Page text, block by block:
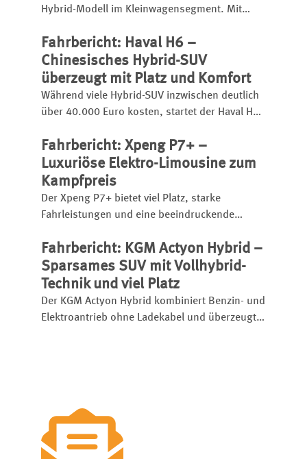
Hybrid-Modell im Kleinwagensegment. Mit
bis zu 105 Kilometer, insgesamt kann er bis zu
1.040 Kilometer weit kommen.
Fahrbericht: Haval H6 –
Chinesisches Hybrid-SUV
überzeugt mit Platz und Komfort
Während viele Hybrid-SUV inzwischen deutlich
über 40.000 Euro kosten, startet der Haval H6
Fahrbericht: Xpeng P7+ –
Luxuriöse Elektro-Limousine zum
Kampfpreis
Der Xpeng P7+ bietet viel Platz, starke
Fahrleistungen und eine beeindruckende
Limousine startet bereits ab 46.600 Euro und
setzt etablierte Rivalen unter Druck.
Fahrbericht: KGM Actyon Hybrid –
Sparsames SUV mit Vollhybrid-
Technik und viel Platz
Der KGM Actyon Hybrid kombiniert Benzin- und
Elektroantrieb ohne Ladekabel und überzeugt